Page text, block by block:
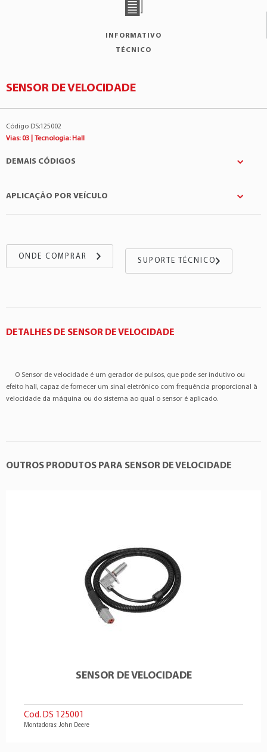
INFORMATIVO
TÉCNICO
SENSOR DE VELOCIDADE
Código DS:125002
Vias: 03 | Tecnologia: Hall
DEMAIS CÓDIGOS
APLICAÇÃO POR VEÍCULO
Pulverizadores -
ONDE COMPRAR
SUPORTE TÉCNICO
DETALHES DE SENSOR DE VELOCIDADE
O Sensor de velocidade é um gerador de pulsos, que pode ser indutivo ou
efeito hall, capaz de fornecer um sinal eletrônico com frequência proporcional à
velocidade da máquina ou do sistema ao qual o sensor é aplicado.
OUTROS PRODUTOS PARA SENSOR DE VELOCIDADE
SENSOR DE VELOCIDADE
Cod. DS 125001
Montadoras: John Deere